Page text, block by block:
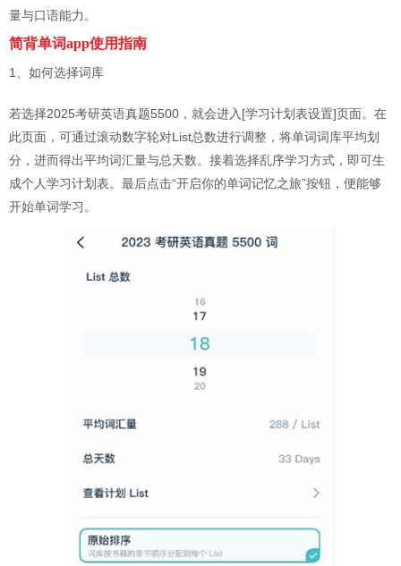
量与口语能力。
简背单词app使用指南
1、如何选择词库
若选择2025考研英语真题5500，就会进入[学习计划表设置]页面。在
此页面，可通过滚动数字轮对List总数进行调整，将单词词库平均划
分，进而得出平均词汇量与总天数。接着选择乱序学习方式，即可生
成个人学习计划表。最后点击“开启你的单词记忆之旅”按钮，便能够
开始单词学习。